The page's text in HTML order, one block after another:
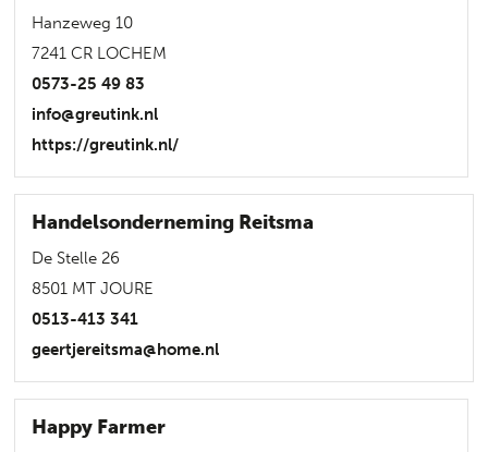
Hanzeweg 10
7241 CR LOCHEM
0573-25 49 83
info@greutink.nl
https://greutink.nl/
Handelsonderneming Reitsma
De Stelle 26
8501 MT JOURE
0513-413 341
geertjereitsma@home.nl
Happy Farmer